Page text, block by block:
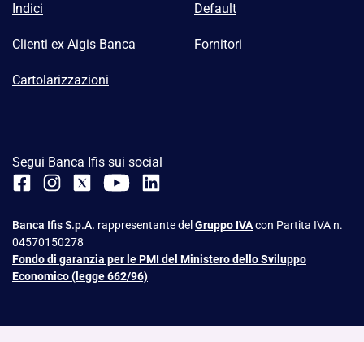
Indici
Default
Clienti ex Aigis Banca Fornitori
Cartolarizzazioni
Segui Banca Ifis sui social
Banca Ifis S.p.A. rappresentante del Gruppo IVAcon Partita IVA n.
04570150278
Fondo di garanzia per le PMI del Ministero dello Sviluppo
Economico (legge 662/96)